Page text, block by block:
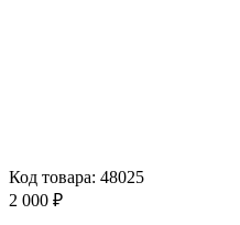
Код товара: 48025
2 000 ₽